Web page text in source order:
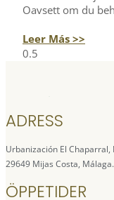
Oavsett om du
Leer Más >>
ADRESS
Urbanización El Chaparral,
29649 Mijas Costa,
ÖPPETIDER